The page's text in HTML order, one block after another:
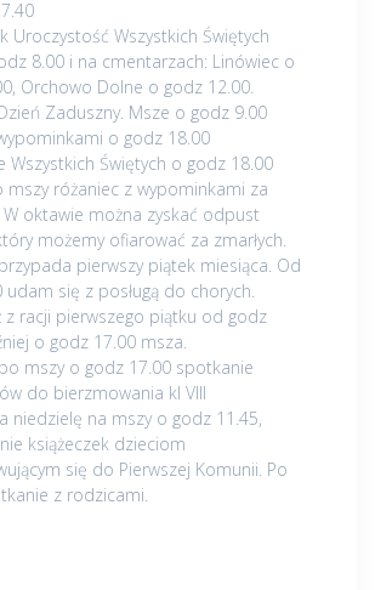
Uroczystość Wszystkich Świętych
8.00 i na cmentarzach: Linówiec o
Orchowo Dolne o godz 12.00.
Zaduszny. Msze o godz 9.00
o godz 18.00
Wszystkich Świętych o godz 18.00
mszy różaniec z wypominkami za
W oktawie można zyskać odpust
możemy ofiarować za zmarłych.
pierwszy piątek miesiąca. Od
udam się z posługą do chorych.
z racji pierwszego piątku od godz
o godz 17.00 msza.
mszy o godz 17.00 spotkanie
do bierzmowania kl VIII
niedzielę na mszy o godz 11.45,
książeczek dzieciom
się do Pierwszej Komunii. Po
z rodzicami.